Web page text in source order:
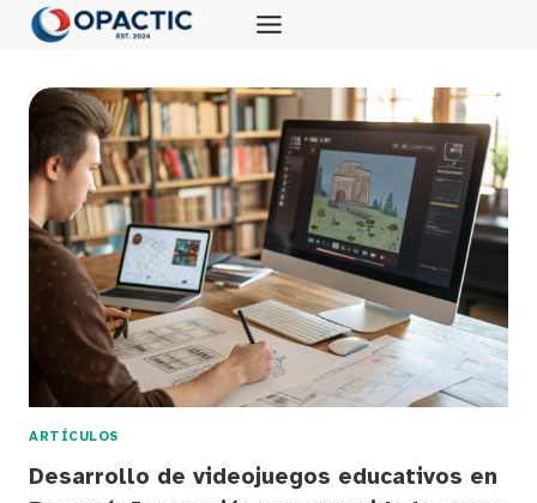
Saltar
ARTÍCULOS
Desarrollo de videojuegos educativos en